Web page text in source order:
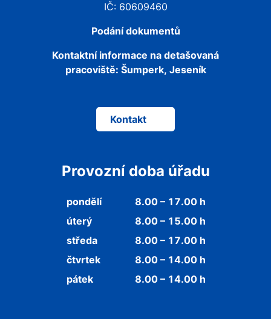
IČ: 60609460
Podání dokumentů
Kontaktní informace na detašovaná
pracoviště: Šumperk, Jeseník
Kontakt
Provozní doba úřadu
pondělí
8.00 – 17.00 h
úterý
8.00 – 15.00 h
středa
8.00 – 17.00 h
čtvrtek
8.00 – 14.00 h
pátek
8.00 – 14.00 h